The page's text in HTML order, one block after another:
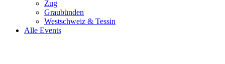
Zug
Graubünden
Westschweiz & Tessin
Alle Events